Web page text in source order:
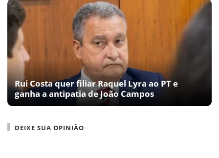
Rui Costa quer filiar Raquel Lyra ao PT e
ganha a antipatia de João Campos
DEIXE SUA OPINIÃO